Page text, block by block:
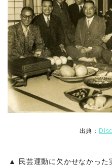
出典：
▲ 民芸運動に欠かせなかった